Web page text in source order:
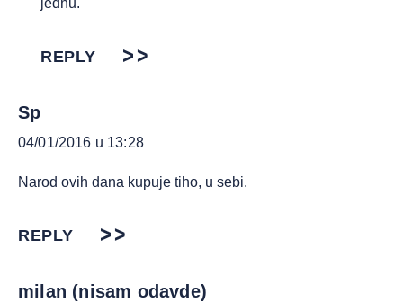
jednu.
REPLY
Sp
04/01/2016 u 13:28
Narod ovih dana kupuje tiho, u sebi.
REPLY
milan (nisam odavde)